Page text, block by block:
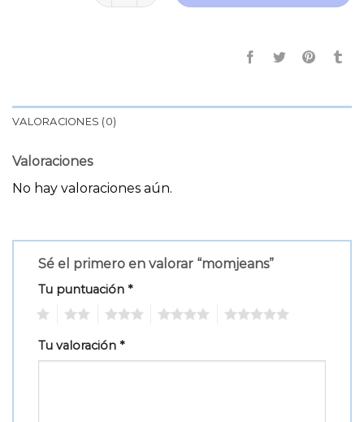
VALORACIONES (0)
Valoraciones
No hay valoraciones aún.
Sé el primero en valorar “momjeans”
Tu puntuación *
Tu valoración *